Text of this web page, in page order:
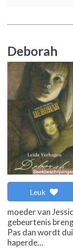
Deborah
Leuk
moeder van
gebeurtenis
Pas dan wordt
haperde...